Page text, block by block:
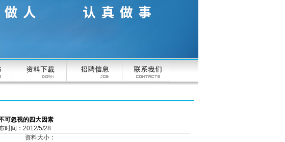
可忽视的四大因素
时间：2012/5/28
资料大小：